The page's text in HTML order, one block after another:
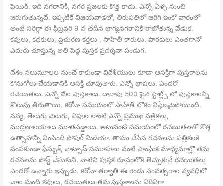
ఫెయిర్. ఇది నగరానికి, నగర ప్రజలకు కొత్త కాదు. ఎన్నో ఏళ్ళ నుంచి
జరుగుతున్నదే. ఇప్పటికే విజయవాడలో, తిరుపతిలో జరిగి ఇంకో వారంలో
అంటే సరిగ్గా ఈ ఫిబ్రవరి 9 వ తేదీన భాగ్యనగరానికి రాబోతున్న వేడుక.
కవులు, కథకులు, ప్రచురణ కర్తలు , సాహితీ కారులు, పాఠకులు ఎంతగానో
ఎదురు చూస్తున్న అతి పెద్ద పుస్తక ప్రదర్శనా పండుగ.
దేశం నలుమూలల నుంచే కాకుండా విదేశీయులు కూడా ఆసక్తిగా పుస్తకాలను
కొనుగోలు చేయడానికి ఆసక్తి చూపుతారు. ఎన్నో భాషలు. ఎందరో
రచయితలు. ఎన్నో వేల పుస్తకాలు. దాదాపు 500 పైన స్టాల్ల్స్ లో పుస్తకాలన్నీ
కొలువు తీరుతాయి. కరోనా సమయంలో సాహితీ లోకం నిస్తేజమైపోయింది.
నవ్య, తెలుగు వెలుగు, విపుల లాంటి ఎన్నో ప్రముఖ పత్రికలు,
ముద్రణాలయాలు మూతపడ్డాయి. అటువంటి సమయంలో రచయితలలో కొత్త
ఉత్సాహాన్ని నింపింది సోషల్ మీడియా. తాము చేసిన రచనలను పత్రికలకి
పంపకుండా ఫేస్బుక్, వాట్సాప్ సమూహాలు వంటి సాంఘిక మాధ్యమాల్లో తమ
రచనలను పోస్ట్ చేసుకుని, వాటిని పుస్తక రూపంలోకి తెచ్చుకునే రచయితలు
ఎందరో ఉన్నారు ఇప్పుడు. కరోనా తర్వాతి ఈ రెండు సంవత్సరాల వ్యవధిలో
చాల మంది కవులు, రచయితలు తమ పుస్తకాలను విరివిగా